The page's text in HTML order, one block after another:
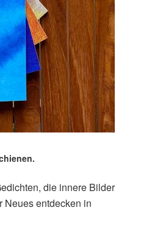
die innere Bilder
Neues entdecken in